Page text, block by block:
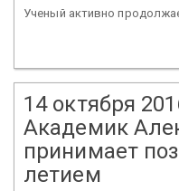
Ученый активно
14 октября
Академик
принимает
летием